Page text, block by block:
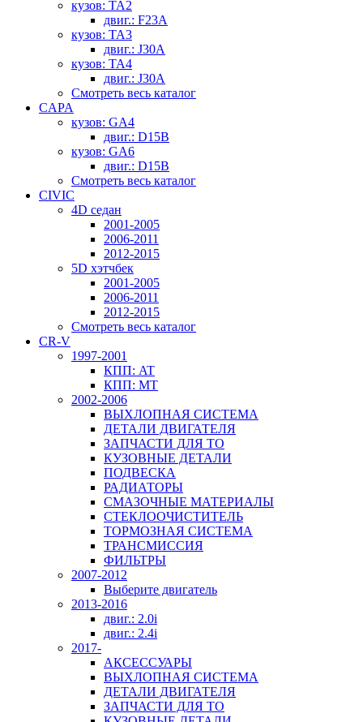
кузов: TA2
двиг.: F23A
кузов: TA3
двиг.: J30A
кузов: TA4
двиг.: J30A
Смотреть весь каталог
CAPA
кузов: GA4
двиг.: D15B
кузов: GA6
двиг.: D15B
Смотреть весь каталог
CIVIC
4D седан
2001-2005
2006-2011
2012-2015
5D хэтчбек
2001-2005
2006-2011
2012-2015
Смотреть весь каталог
CR-V
1997-2001
КПП: AT
КПП: MT
2002-2006
ВЫХЛОПНАЯ СИСТЕМА
ДЕТАЛИ ДВИГАТЕЛЯ
ЗАПЧАСТИ ДЛЯ ТО
КУЗОВНЫЕ ДЕТАЛИ
ПОДВЕСКА
РАДИАТОРЫ
СМАЗОЧНЫЕ МАТЕРИАЛЫ
СТЕКЛООЧИСТИТЕЛЬ
ТОРМОЗНАЯ СИСТЕМА
ТРАНСМИССИЯ
ФИЛЬТРЫ
2007-2012
Выберите двигатель
2013-2016
двиг.: 2.0i
двиг.: 2.4i
2017-
АКСЕССУАРЫ
ВЫХЛОПНАЯ СИСТЕМА
ДЕТАЛИ ДВИГАТЕЛЯ
ЗАПЧАСТИ ДЛЯ ТО